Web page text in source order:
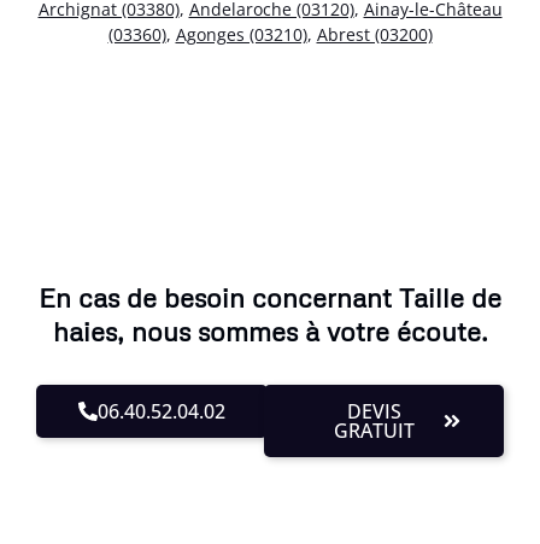
Archignat (03380), Andelaroche (03120), Ainay-le-Château
(03360), Agonges (03210), Abrest (03200)
En cas de besoin concernant Taille de
haies, nous sommes à votre écoute.
06.40.52.04.02 DEVIS
GRATUIT